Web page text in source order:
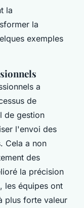
la
la
exemples
a
de
de gestion
l'envoi des
Cela a non
des
la précision
les équipes ont
plus forte valeur